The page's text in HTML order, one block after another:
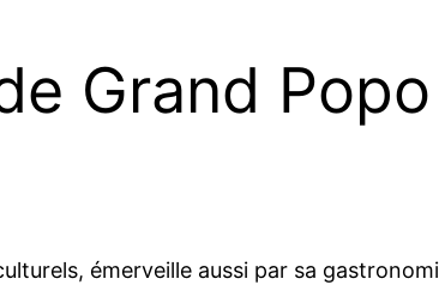
Grand
émerveille aussi par sa